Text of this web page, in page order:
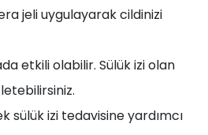
jeli uygulayarak cildinizi
etkili olabilir. Sülük izi olan
sülük izi tedavisine yardımcı